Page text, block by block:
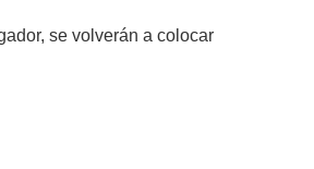
se volverán a colocar